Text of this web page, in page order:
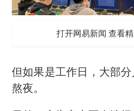
打开网易新闻 查看
但如果是工作日，大部
熬夜。